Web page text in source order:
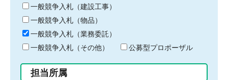
キ
ー
ワ
ー
ド
入
一般競争入札（建設工事）
一般競争入札（物品）
一般競争入札（業務委託）
一般競争入札（その他）
公募型プロポーザル
担当所属